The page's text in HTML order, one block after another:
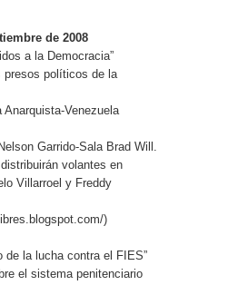
de 2008
a la Democracia”
presos políticos de la
Anarquista-Venezuela
Garrido-Sala Brad Will.
volantes en
Villarroel y Freddy
)
de la lucha contra el FIES”
el sistema penitenciario